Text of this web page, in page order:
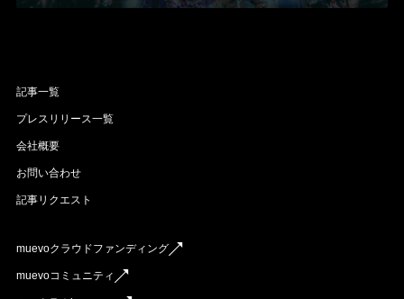
記事一覧
プレスリリース一覧
会社概要
お問い合わせ
記事リクエスト
muevoクラウドファンディング
muevoコミュニティ